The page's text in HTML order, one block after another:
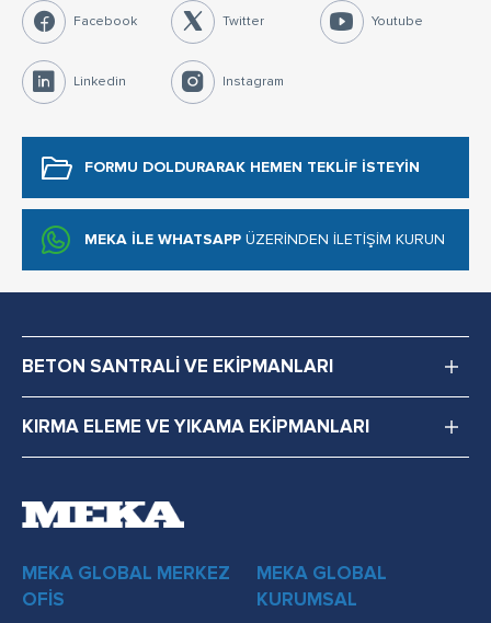
Facebook Twitter Youtube
Linkedin Instagram
FORMU DOLDURARAK HEMEN TEKLİF İSTEYİN
MEKA İLE WHATSAPP ÜZERİNDEN İLETİŞİM KURUN
BETON SANTRALİ VE EKİPMANLARI
KIRMA ELEME VE YIKAMA EKİPMANLARI
MEKA GLOBAL MERKEZ
OFİS
MEKA GLOBAL
KURUMSAL